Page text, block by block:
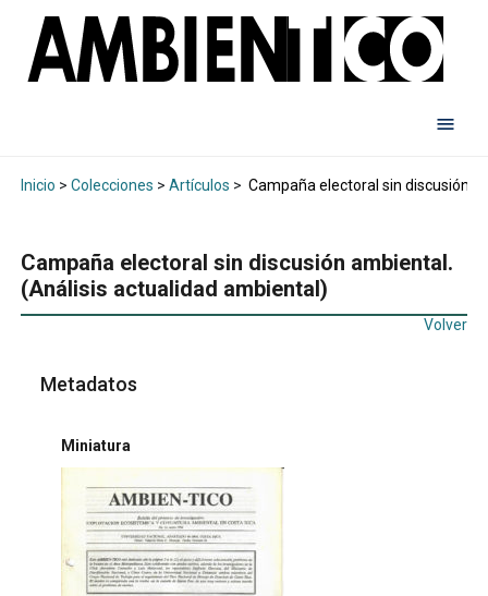
Inicio > Colecciones > Artículos > Campaña electoral sin discusión
Campaña electoral sin discusión ambiental.
(Análisis actualidad ambiental)
Volver
Metadatos
Miniatura